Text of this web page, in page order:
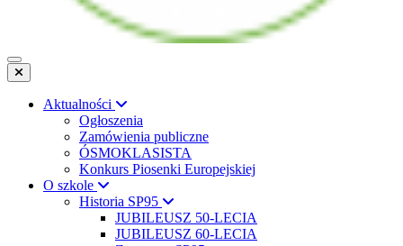
Aktualności
Ogłoszenia
Zamówienia publiczne
ÓSMOKLASISTA
Konkurs Piosenki Europejskiej
O szkole
Historia SP95
JUBILEUSZ 50-LECIA
JUBILEUSZ 60-LECIA